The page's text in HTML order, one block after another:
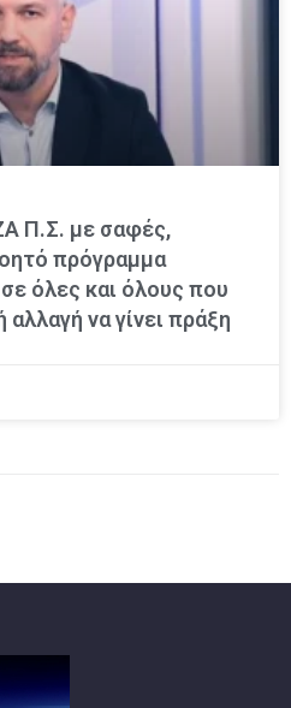
Π.Σ. με σαφές,
πρόγραμμα
όλες και όλους που
αλλαγή να γίνει πράξη